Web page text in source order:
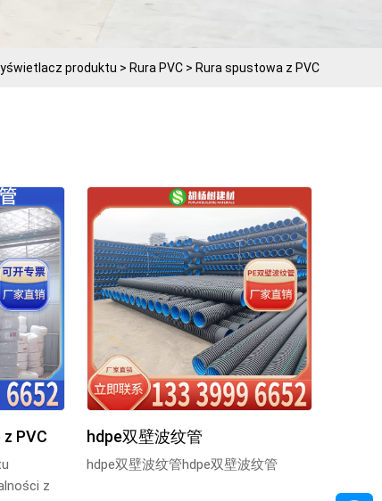
produktu > Rura PVC > Rura spustowa z PVC
PVC
z
hdpe双壁波纹管
hdpe双壁波纹管hdpe双壁波纹管